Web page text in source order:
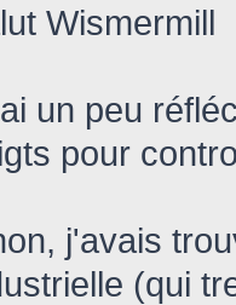
Wismermill
un peu
pour
j'avais
(qui